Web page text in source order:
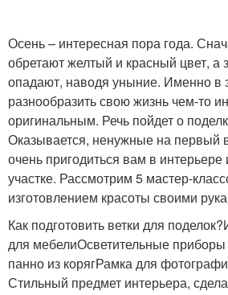
Осень – интересная пора года.
обретают желтый и красный цвет, а
опадают, наводя уныние. Именно в
разнообразить свою жизнь чем-то
оригинальным. Речь пойдет о
Оказывается, ненужные на первый
очень пригодиться вам в
участке. Рассмотрим 5 мастер-
изготовлением красоты своими
Как подготовить ветки для
для мебелиОсветительные
панно из корягРамка для
Стильный предмет интерьера,